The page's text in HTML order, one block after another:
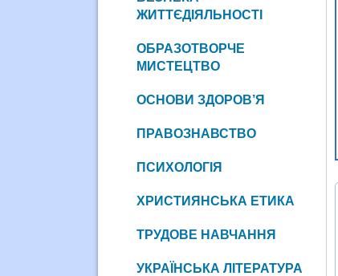
ЖИТТЄДІЯЛЬНОСТІ
ОБРАЗОТВОРЧЕ
МИСТЕЦТВО
ОСНОВИ ЗДОРОВ’Я
ПРАВОЗНАВСТВО
ПСИХОЛОГІЯ
ХРИСТИЯНСЬКА ЕТИКА
ТРУДОВЕ НАВЧАННЯ
УКРАЇНСЬКА ЛІТЕРАТУРА